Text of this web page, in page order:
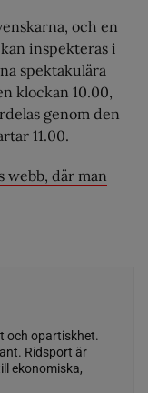
och en
inspekteras i
spektakulära
klockan 10.00,
genom den
11.00.
webb, där man
och opartiskhet.
Ridsport är
ekonomiska,